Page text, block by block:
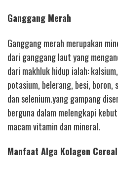
Ganggang Merah
Ganggang merah merupakan
dari ganggang laut yang
dari makhluk hidup ialah:
potasium, belerang, besi, boron,
dan selenium.yang gampang
berguna dalam melengkapi
macam vitamin dan mineral.
Manfaat Alga Kolagen